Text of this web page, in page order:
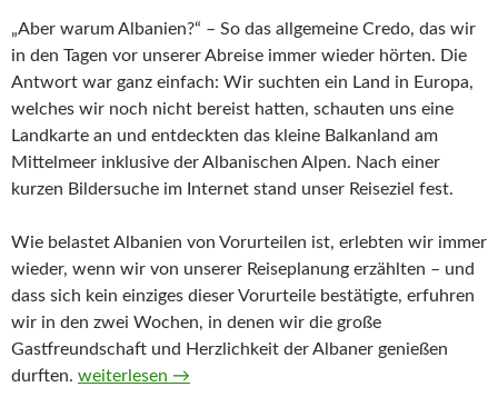
„Aber warum Albanien?“ – So das allgemeine Credo, das wir
in den Tagen vor unserer Abreise immer wieder hörten. Die
Antwort war ganz einfach: Wir suchten ein Land in Europa,
welches wir noch nicht bereist hatten, schauten uns eine
Landkarte an und entdeckten das kleine Balkanland am
Mittelmeer inklusive der Albanischen Alpen. Nach einer
kurzen Bildersuche im Internet stand unser Reiseziel fest.
Wie belastet Albanien von Vorurteilen ist, erlebten wir immer
wieder, wenn wir von unserer Reiseplanung erzählten – und
dass sich kein einziges dieser Vorurteile bestätigte, erfuhren
wir in den zwei Wochen, in denen wir die große
Gastfreundschaft und Herzlichkeit der Albaner genießen
durften. Reise durch Albanien – Gastbeitrag von Kleo
weiterlesen →